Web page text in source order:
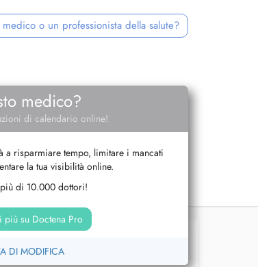
o un professionista della salute?
medico?
di calendario online!
a risparmiare tempo, limitare i mancati
la tua visibilità online.
di 10.000 dottori!
più su Doctena Pro
DI MODIFICA